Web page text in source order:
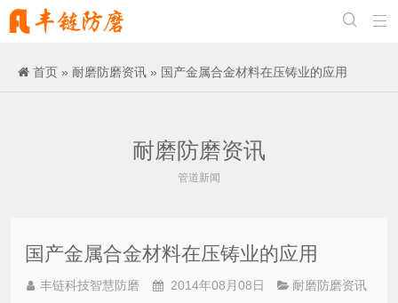


首页 » 耐磨防磨资讯 » 国产金属合金材料在压铸业的应用
耐磨防磨资讯
管道新闻
国产金属合金材料在压铸业的应用
丰链科技智慧防磨 2014年08月08日 耐磨防磨资讯